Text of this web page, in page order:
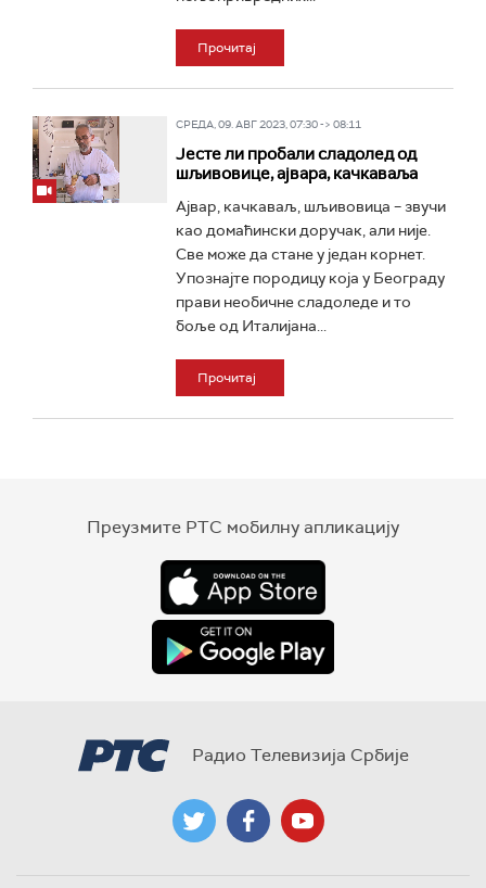
Прочитај
СРЕДА, 09. АВГ 2023, 07:30 -> 08:11
Јесте ли пробали сладолед од
шљивовице, ајвара, качкаваља
Ајвар, качкаваљ, шљивовица – звучи
као домаћински доручак, али није.
Све може да стане у један корнет.
Упознајте породицу која у Београду
прави необичне сладоледе и то
боље од Италијана...
Прочитај
Преузмите РТС мобилну апликацију
Радио Телевизија Србије